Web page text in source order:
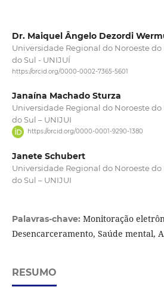
Dr. Maiquel Ângelo Dezordi
Universidade Regional do Noroeste do
do Sul - UNIJUÍ
https://orcid.org/0000-0002-7365-5601
Janaína Machado Sturza
Universidade Regional do Noroeste do
do Sul – UNIJUI
https://orcid.org/0000-0001-9290-1380
Janete Schubert
Universidade Regional do Noroeste do
do Sul – UNIJUI
Palavras-chave: Monitoração
Desencarceramento, Saúde mental,
RESUMO